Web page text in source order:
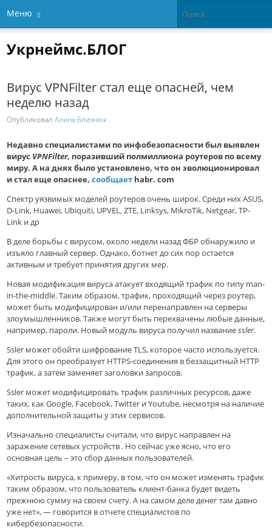
Меню
Укрнеймс.БЛОГ
Вирус VPNFilter стал еще опасней, чем
неделю назад
ОпубликовалАлина Близнюк
Недавно специалистами по инфобезопасности был выявлен
вирус VPNFilter, поразивший полмиллиона роутеров по всему
миру. А на днях было установлено, что он эволюционировал
и стал еще опаснее,сообщает habr. сom
Спектр уязвимых моделей роутеров очень широк. Среди них ASUS,
D-Link, Huawei, Ubiquiti, UPVEL, ZTE, Linksys, MikroTik, Netgear, TP-
Link и др
В деле борьбы с вирусом, около недели назад ФБР обнаружило и
изъяло главный сервер. Однако, ботнет до сих пор остается
активным и требует принятия других мер.
Новая модификация вируса атакует входящий трафик по типу man-
in-the-middle. Таким образом, трафик, проходящий через роутер,
может быть модифицирован и/или перенаправлен на серверы
злоумышленников. Также могут быть перехвачены любые данные,
например, пароли. Новый модуль вируса получил названиеssler.
Ssler может обойти шифрование TLS, которое часто используется.
Для этого он преобразует HTTPS-соединения в беззащитный HTTP
трафик, а затем заменяет заголовки запросов.
Ssler может модифицировать трафик различных ресурсов, даже
таких, как Google, Facebook, Twitter и Youtube, несмотря на наличие
дополнительной защиты у этих сервисов.
Изначально специалисты считали, что вирус направлен на
заражение сетевых устройств . Но сейчас уже ясно, что его
основная цель – это сбор данных пользователей.
«Хитрость вируса, к примеру, в том, что он может изменять трафик
таким образом, что пользователь клиент-банка будет видеть
прежнюю сумму на своем счету. А на самом деле денег там давно
уже нет», — говорится в отчете специалистов по
кибербезопасности.